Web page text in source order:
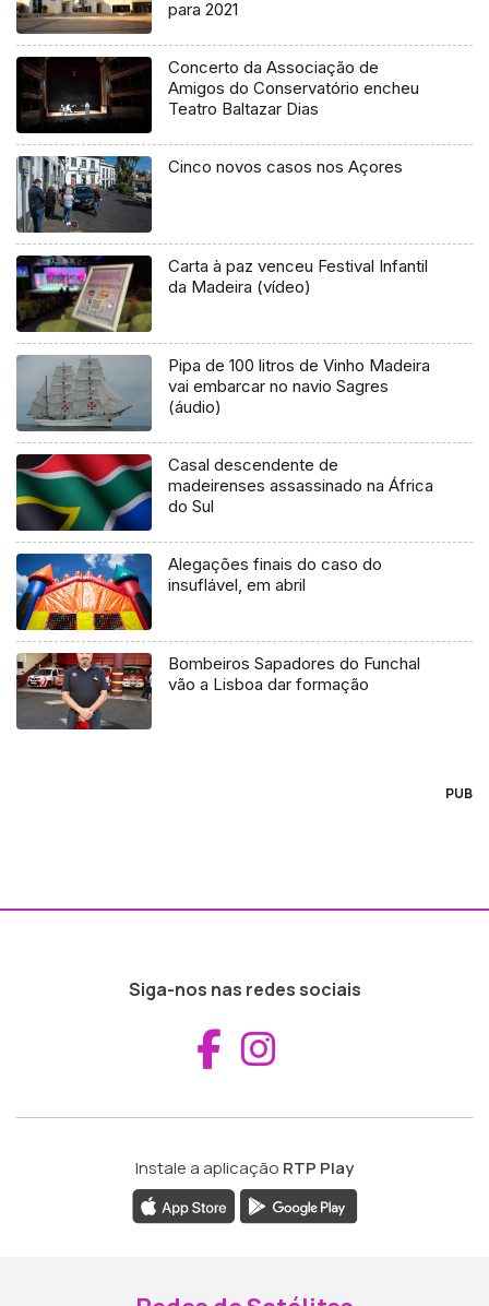
para 2021
Concerto da Associação de
Amigos do Conservatório encheu
Teatro Baltazar Dias
Cinco novos casos nos Açores
Carta à paz venceu Festival Infantil
da Madeira (vídeo)
Pipa de 100 litros de Vinho Madeira
vai embarcar no navio Sagres
(áudio)
Casal descendente de
madeirenses assassinado na África
do Sul
Alegações finais do caso do
insuflável, em abril
Bombeiros Sapadores do Funchal
vão a Lisboa dar formação
PUB
Siga-nos nas redes sociais
Aceder ao
Instale a aplicação RTP Play